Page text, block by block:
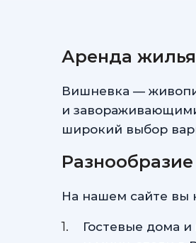
Аренда
Вишневка —
и
широкий выбор
На нашем сайте вы
Гостевые дома